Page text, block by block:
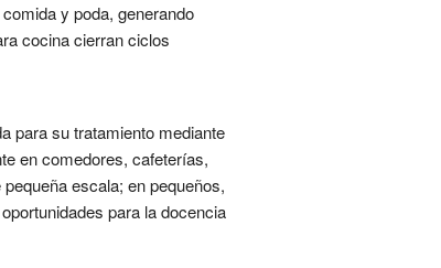
y poda, generando
cocina cierran ciclos
para su tratamiento mediante
en comedores, cafeterías,
escala; en pequeños,
para la docencia